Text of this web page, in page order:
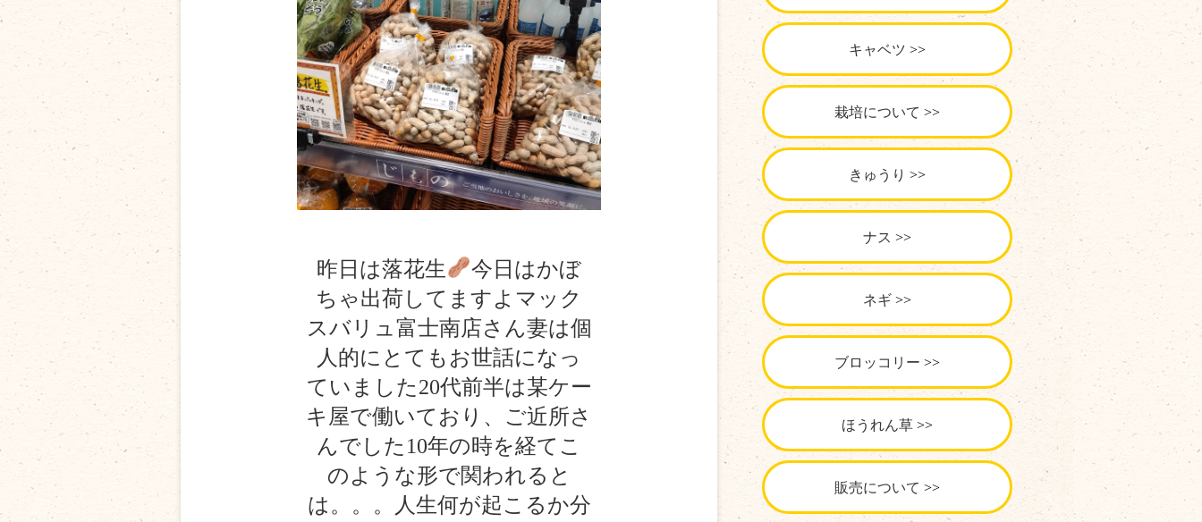
昨日は落花生
今日はかぼ
ちゃ出荷してますよマック
スバリュ富士南店さん妻は個
人的にとてもお世話になっ
ていました20代前半は某ケー
キ屋で働いており、ご近所さ
んでした10年の時を経てこ
のような形で関われると
は。。。人生何が起こるか分
キャベツ
栽培について
きゅうり
ナス
ネギ
ブロッコリー
ほうれん草
販売について